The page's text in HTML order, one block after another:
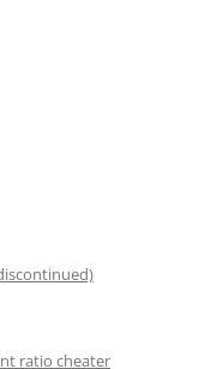
ratio cheater